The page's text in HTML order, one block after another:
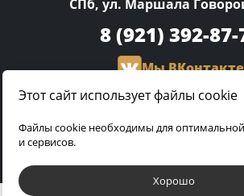
СПб, ул. Маршала
8 (921) 392-87-
Мы ВКонтакте
Этот сайт использует файлы cookie
Файлы cookie необходимы для
и сервисов.
Хорошо